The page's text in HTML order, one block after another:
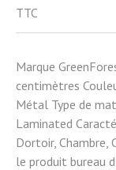
TTC
Marque
centimètres
Métal Type de
Laminated
Dortoir, Chambre,
le produit bureau